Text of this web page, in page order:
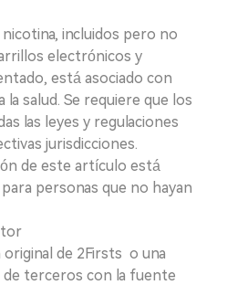
incluidos pero no
electrónicos y
está asociado con
salud. Se requiere que los
las leyes y regulaciones
jurisdicciones.
de este artículo está
personas que no hayan
de 2Firsts o una
terceros con la fuente